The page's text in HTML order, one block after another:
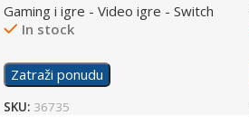
Gaming i igre - Video igre - Switch
In stock
Zatraži ponudu
SKU: 36735